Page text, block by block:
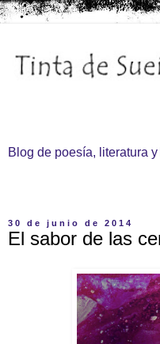
Blog de poesía, literatura
30 de junio de 2014
El sabor de las